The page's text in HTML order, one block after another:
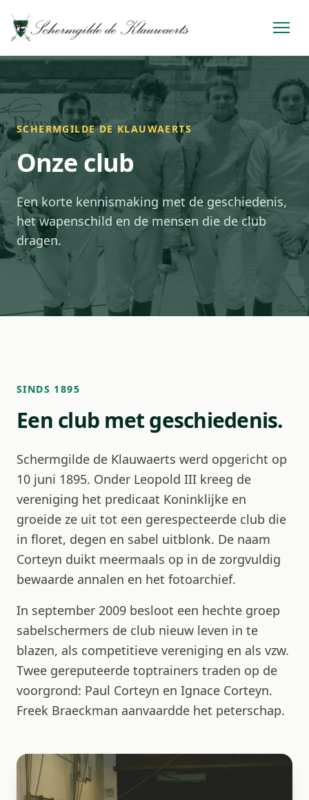
SCHERMGILDE DE KLAUWAERTS
Onze club
Een korte kennismaking met de geschiedenis,
het wapenschild en de mensen die de club
dragen.
SINDS 1895
Een club met geschiedenis.
Schermgilde de Klauwaerts werd opgericht op
10 juni 1895. Onder Leopold III kreeg de
vereniging het predicaat Koninklijke en
groeide ze uit tot een gerespecteerde club die
in floret, degen en sabel uitblonk. De naam
Corteyn duikt meermaals op in de zorgvuldig
bewaarde annalen en het fotoarchief.
In september 2009 besloot een hechte groep
sabelschermers de club nieuw leven in te
blazen, als competitieve vereniging en als vzw.
Twee gereputeerde toptrainers traden op de
voorgrond: Paul Corteyn en Ignace Corteyn.
Freek Braeckman aanvaardde het peterschap.